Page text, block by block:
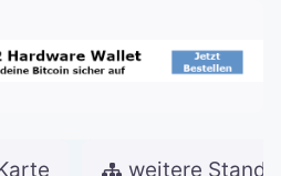
weitere